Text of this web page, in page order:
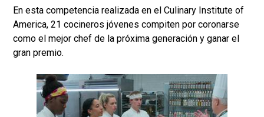
En esta competencia realizada en el Culinary Institute of
America, 21 cocineros jóvenes compiten por coronarse
como el mejor chef de la próxima generación y ganar el
gran premio.